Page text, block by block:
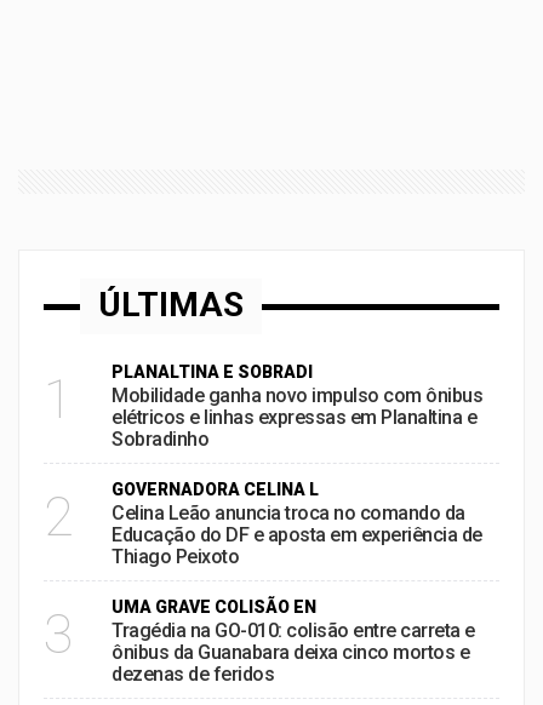
ÚLTIMAS
1 PLANALTINA E SOBRADI
Mobilidade ganha novo impulso com ônibus
elétricos e linhas expressas em Planaltina e
Sobradinho
2 GOVERNADORA CELINA L
Celina Leão anuncia troca no comando da
Educação do DF e aposta em experiência de
Thiago Peixoto
3 UMA GRAVE COLISÃO EN
Tragédia na GO-010: colisão entre carreta e
ônibus da Guanabara deixa cinco mortos e
dezenas de feridos